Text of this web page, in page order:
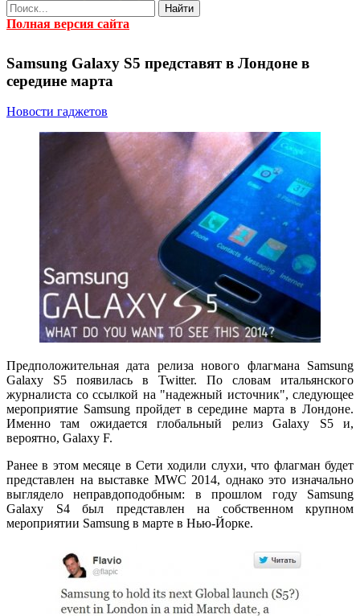
Найти
Полная версия сайта
Samsung Galaxy S5 представят в Лондоне в
середине марта
Новости гаджетов
Предположительная дата релиза нового флагмана Samsung
Galaxy S5 появилась в Twitter. По словам итальянского
журналиста со ссылкой на "надежный источник", следующее
мероприятие Samsung пройдет в середине марта в Лондоне.
Именно там ожидается глобальный релиз Galaxy S5 и,
вероятно, Galaxy F.
Ранее в этом месяце в Сети ходили слухи, что флагман будет
представлен на выставке MWC 2014, однако это изначально
выглядело неправдоподобным: в прошлом году Samsung
Galaxy S4 был представлен на собственном крупном
мероприятии Samsung в марте в Нью-Йорке.